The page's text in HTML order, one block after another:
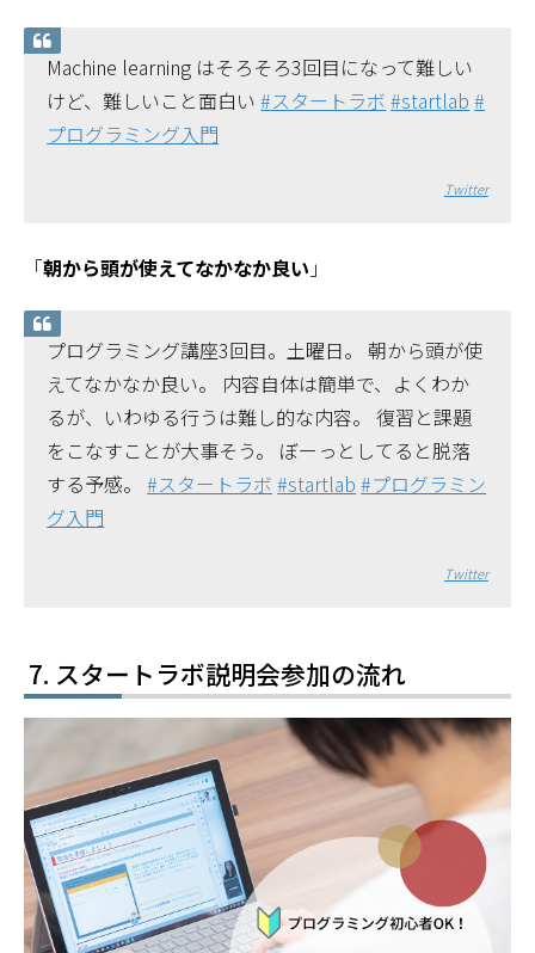
Machine learning はそろそろ3回目になって難しい
けど、難しいこと面白い#スタートラボ #startlab #
プログラミング入門
Twitter
「朝から頭が使えてなかなか良い 」
プログラミング講座3回目。土曜日。 朝から頭が使
えてなかなか良い。 内容自体は簡単で、よくわか
るが、いわゆる行うは難し的な内容。 復習と課題
をこなすことが大事そう。 ぼーっとしてると脱落
する予感。#スタートラボ #startlab #プログラミン
グ入門
Twitter
スタートラボ説明会参加の流れ